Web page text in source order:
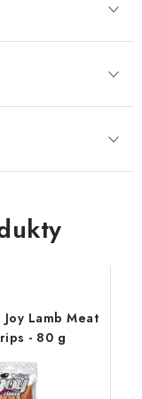
Lamb Meat
- 80 g